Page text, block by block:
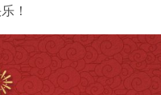
！